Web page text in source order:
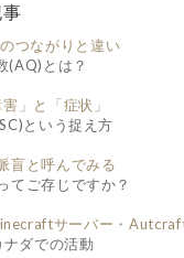
つながりと違い
(AQ)とは？
」と「症状」
という捉え方
盲と呼んでみる
てご存じですか？
サーバー・
ダでの活動